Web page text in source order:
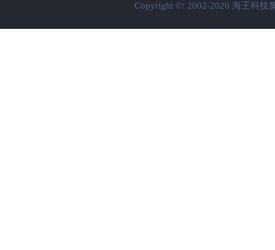
Copyright ©: 2002-2020 海王科技